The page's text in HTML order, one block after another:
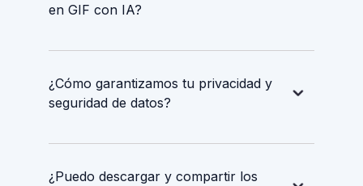
en GIF con IA?
¿Cómo garantizamos tu privacidad y
seguridad de datos?
¿Puedo descargar y compartir los